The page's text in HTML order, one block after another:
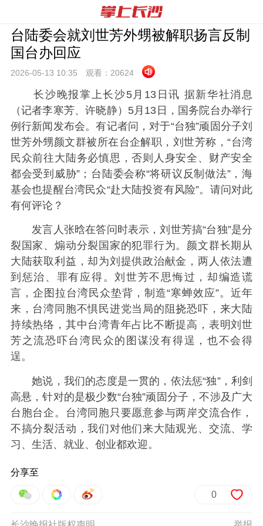
台陆委会就刘世芳外甥被解职扬言反制
国台办回应
2026-05-13 10:35 观看： 20624
长沙晚报掌上长沙5月13日讯 据新华社消息
（记者李寒芳、许晓静） 5月13日，国务院台办举行
例行新闻发布会。有记者问，对于“台独”顽固分子刘
世芳外甥颜文群被所在台企解职，刘世芳称，“台湾
民众前往大陆务必慎思，否则人身安全、财产安全
都会受到威胁”；台陆委会称“将研议反制做法”，海
基会也提醒台湾民众“赴大陆投资有风险”。请问对此
有何评论？
发言人张晗在答问时表示，刘世芳搞“台独”是分
裂国家、煽动分裂国家的犯罪行为。颜文群长期从
大陆获取利益，却为刘提供政治献金，两人依法遭
到惩治、罪有应得。刘世芳不思悔过，却编造谎
言，企图拉台湾民众垫背，制造“寒蝉效应”。近年
来，台湾同胞不惧民进党当局的阻挠恐吓，来大陆
持续热络，其中台湾青年占比不断提高，表明刘世
芳之流恐吓台湾民众的图谋没有得逞，也不会得
逞。
她说，我们的态度是一贯的，依法惩“独”，利剑
高悬，针对的是极少数“台独”顽固分子，不涉及广大
台胞台企。台湾同胞只要愿意参与两岸交流合作，
不搞分裂活动，我们对他们来大陆观光、交流、学
习、生活、就业、创业都欢迎。
分享至
0